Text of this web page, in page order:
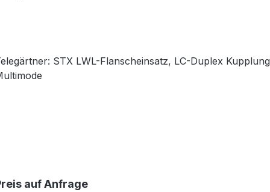
STX LWL-Flanscheinsatz, LC-Duplex Kupplung,
auf Anfrage